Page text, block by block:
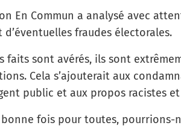
En Commun a analysé avec
d’éventuelles fraudes électorales.
faits sont avérés, ils sont
Cela s’ajouterait aux
public et aux propos racistes
bonne fois pour toutes, pourrions-